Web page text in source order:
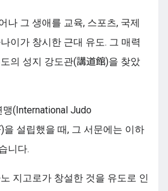
나 그 생애를 교육, 스포츠, 국제
이가 창시한 근대 유도. 그 매력
의 성지 강도관(講道館)을 찾았
(International Judo
을 설립했을 때, 그 서문에는 이하
니다.
지고로가 창설한 것을 유도로 인